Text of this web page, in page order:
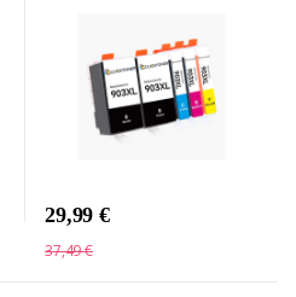
29,99 €
37,49 €